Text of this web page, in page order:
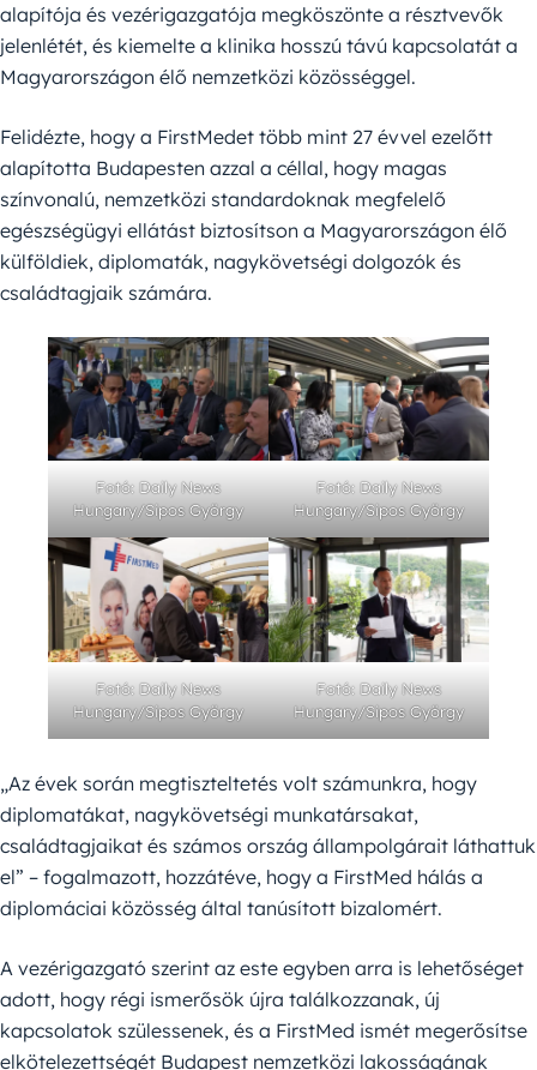
alapítója és vezérigazgatója megköszönte a résztvevők
jelenlétét, és kiemelte a klinika hosszú távú kapcsolatát a
Magyarországon élő nemzetközi közösséggel.
Felidézte, hogy a FirstMedet több mint 27 évvel ezelőtt
alapította Budapesten azzal a céllal, hogy magas
színvonalú, nemzetközi standardoknak megfelelő
egészségügyi ellátást biztosítson a Magyarországon élő
külföldiek, diplomaták, nagykövetségi dolgozók és
családtagjaik számára.
Fotó: Daily News
Hungary/Sipos György
Fotó: Daily News
Hungary/Sipos György
Fotó: Daily News
Hungary/Sipos György
Fotó: Daily News
Hungary/Sipos György
„Az évek során megtiszteltetés volt számunkra, hogy
diplomatákat, nagykövetségi munkatársakat,
családtagjaikat és számos ország állampolgárait láthattuk
el” – fogalmazott, hozzátéve, hogy a FirstMed hálás a
diplomáciai közösség által tanúsított bizalomért.
A vezérigazgató szerint az este egyben arra is lehetőséget
adott, hogy régi ismerősök újra találkozzanak, új
kapcsolatok szülessenek, és a FirstMed ismét megerősítse
elkötelezettségét Budapest nemzetközi lakosságának